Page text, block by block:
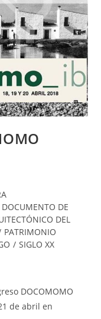
DOCUMENTO DE
DEL
PATRIMONIO
/ SIGLO XX
DOCOMOMO
de abril en